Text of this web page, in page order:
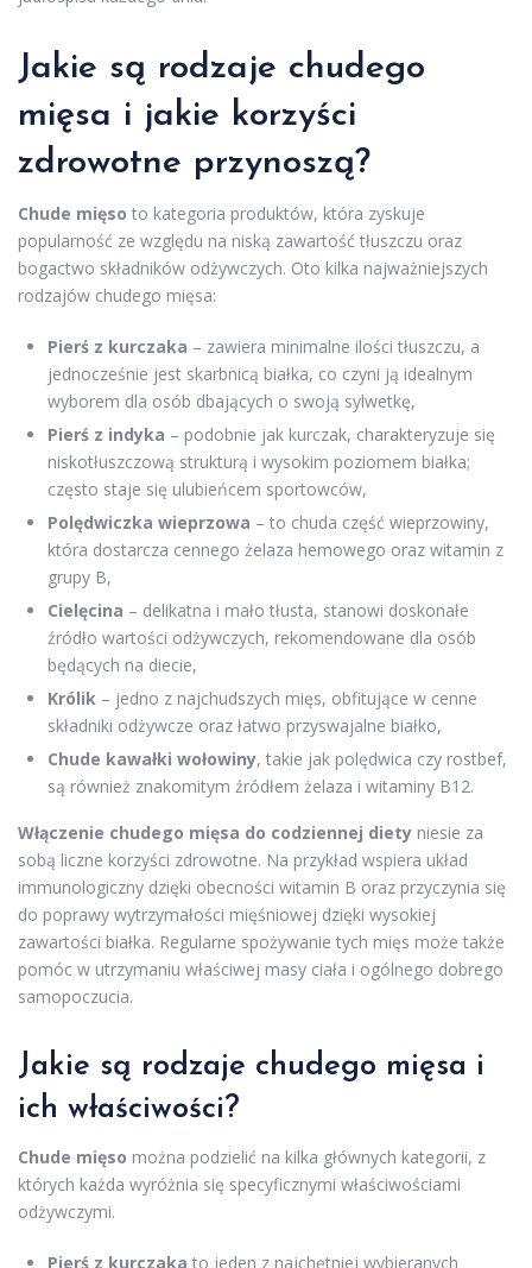
Jakie są rodzaje chudego
mięsa i jakie korzyści
zdrowotne przynoszą?
Chude mięso to kategoria produktów, która zyskuje
popularność ze względu na niską zawartość tłuszczu oraz
bogactwo składników odżywczych. Oto kilka najważniejszych
rodzajów chudego mięsa:
Pierś z kurczaka – zawiera minimalne ilości tłuszczu, a
jednocześnie jest skarbnicą białka, co czyni ją idealnym
wyborem dla osób dbających o swoją sylwetkę,
Pierś z indyka – podobnie jak kurczak, charakteryzuje się
niskotłuszczową strukturą i wysokim poziomem białka;
często staje się ulubieńcem sportowców,
Polędwiczka wieprzowa – to chuda część wieprzowiny,
która dostarcza cennego żelaza hemowego oraz witamin z
grupy B,
Cielęcina – delikatna i mało tłusta, stanowi doskonałe
źródło wartości odżywczych, rekomendowane dla osób
będących na diecie,
Królik – jedno z najchudszych mięs, obfitujące w cenne
składniki odżywcze oraz łatwo przyswajalne białko,
Chude kawałki wołowiny, takie jak polędwica czy rostbef,
są również znakomitym źródłem żelaza i witaminy B12.
Włączenie chudego mięsa do codziennej diety niesie za
sobą liczne korzyści zdrowotne. Na przykład wspiera układ
immunologiczny dzięki obecności witamin B oraz przyczynia się
do poprawy wytrzymałości mięśniowej dzięki wysokiej
zawartości białka. Regularne spożywanie tych mięs może także
pomóc w utrzymaniu właściwej masy ciała i ogólnego dobrego
samopoczucia.
Jakie są rodzaje chudego mięsa i
ich właściwości?
Chude mięso można podzielić na kilka głównych kategorii, z
których każda wyróżnia się specyficznymi właściwościami
odżywczymi.
Pierś z kurczaka to jeden z najchętniej wybieranych